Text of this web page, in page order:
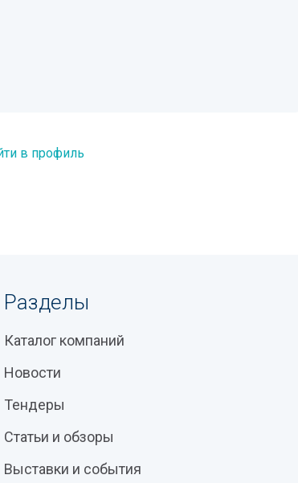
в профиль
Разделы
Каталог компаний
Новости
Тендеры
Статьи и обзоры
Выставки и события